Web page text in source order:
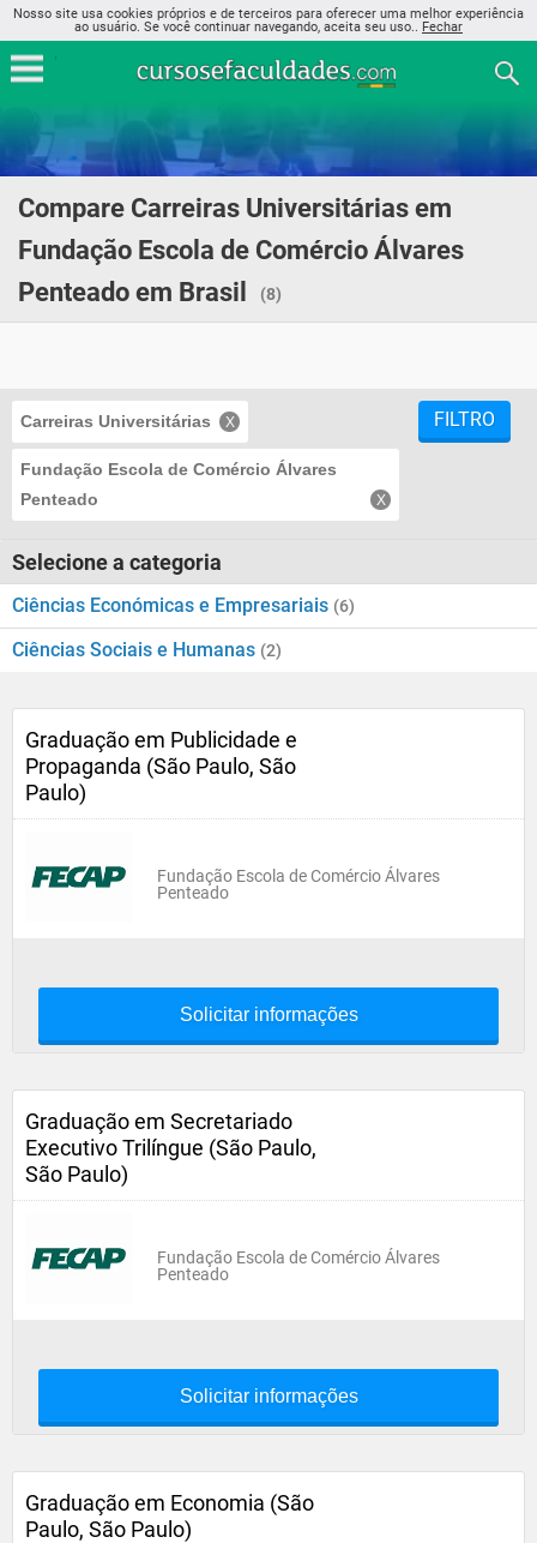
Nosso site usa cookies próprios e de terceiros para oferecer uma melhor experiência
ao usuário. Se você continuar navegando, aceita seu uso.. Fechar
Compare Carreiras Universitárias em
Fundação Escola de Comércio Álvares
Penteado em Brasil
(8)
Carreiras Universitárias
Fundação Escola de Comércio Álvares
Penteado
FILTRO
Selecione a categoria
Ciências Económicas e Empresariais (6)
Ciências Sociais e Humanas (2)
Graduação em Publicidade e
Propaganda (São Paulo, São
Paulo)
Fundação Escola de Comércio Álvares
Penteado
Solicitar informações
Graduação em Secretariado
Executivo Trilíngue (São Paulo,
São Paulo)
Fundação Escola de Comércio Álvares
Penteado
Solicitar informações
Graduação em Economia (São
Paulo, São Paulo)